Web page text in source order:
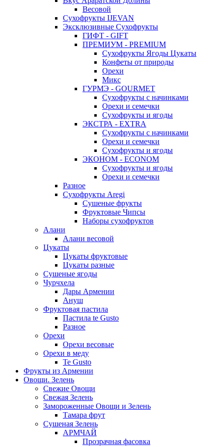
Весовой
Сухофрукты IJEVAN
Эксклюзивные Сухофрукты
ГИФТ - GIFT
ПРЕМИУМ - PREMIUM
Сухофрукты Ягоды Цукаты
Конфеты от природы
Орехи
Микс
ГУРМЭ - GOURMET
Сухофрукты с начинками
Орехи и семечки
Сухофрукты и ягоды
ЭКСТРА - EXTRA
Сухофрукты с начинками
Орехи и семечки
Сухофрукты и ягоды
ЭКОНОМ - ECONOM
Сухофрукты и ягоды
Орехи и семечки
Разное
Сухофрукты Aregi
Сушеные фрукты
Фруктовые Чипсы
Наборы сухофруктов
Алани
Алани весовой
Цукаты
Цукаты фруктовые
Цукаты разные
Сушеные ягоды
Чурчхела
Дары Армении
Ануш
Фруктовая пастила
Пастила te Gusto
Разное
Орехи
Орехи весовые
Орехи в меду
Te Gusto
Фрукты из Армении
Овощи. Зелень
Свежие Овощи
Свежая Зелень
Замороженные Овощи и Зелень
Тамара фрут
Сушеная Зелень
АРМЧАЙ
Прозрачная фасовка